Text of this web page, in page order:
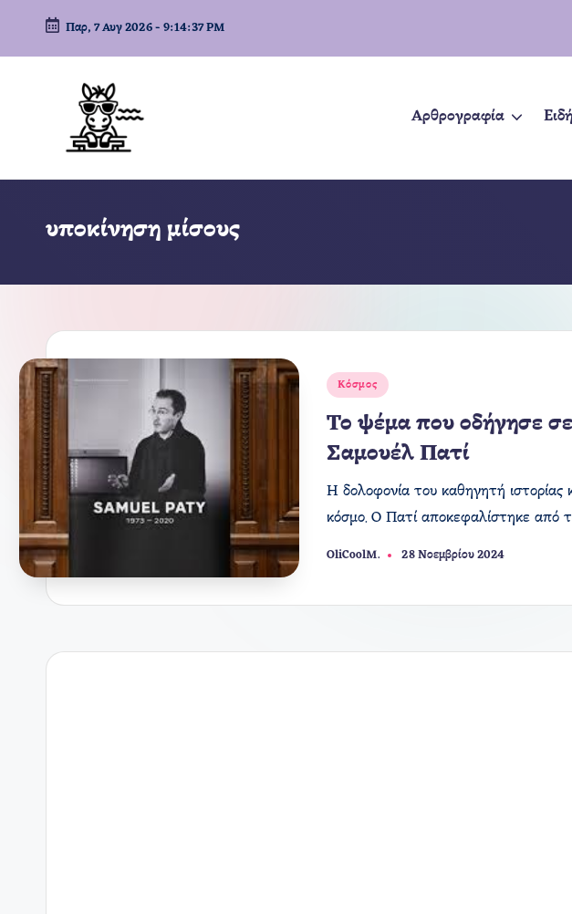
περιεχόμενο
Παρ, 7 Αυγ 2026 - 9:14:37 PM
Αρθρογραφία
υποκίνηση μίσους
Αναρτήθηκε
Κόσμος
Το ψέμα που οδήγησε
Σαμουέλ Πατί
Η δολοφονία του καθηγητή ιστορίας
κόσμο. Ο Πατί αποκεφαλίστηκε από
Συγγραφέας:
OliCoolM. 28 Νοεμβρίου 2024